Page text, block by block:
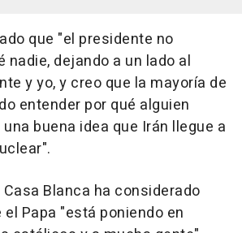
que "el presidente no
nadie, dejando a un lado al
y yo, y creo que la mayoría de
entender por qué alguien
buena idea que Irán llegue a
Blanca ha considerado
Papa "está poniendo en